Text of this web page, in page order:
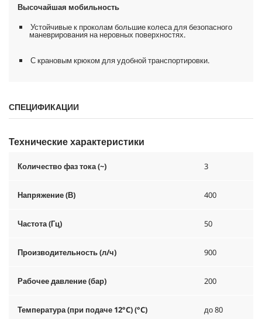
Высочайшая мобильность
Устойчивые к проколам большие колеса для безопасного
маневрирования на неровных поверхностях.
С крановым крюком для удобной транспортировки.
СПЕЦИФИКАЦИИ
Технические характеристики
Количество фаз тока (~) 3
Напряжение (В) 400
Частота (Гц) 50
Производительность (л/ч) 900
Рабочее давление (бар) 200
Температура (при подаче 12°C) (°C) до 80